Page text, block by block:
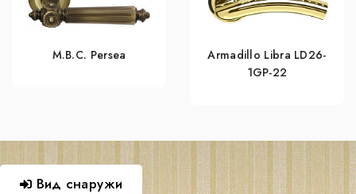
M.B.C. Persea
Armadillo Libra LD26-
1GP-22
Вид снаружи